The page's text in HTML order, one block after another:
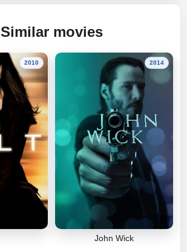
Similar movies
2010 2014
John Wick